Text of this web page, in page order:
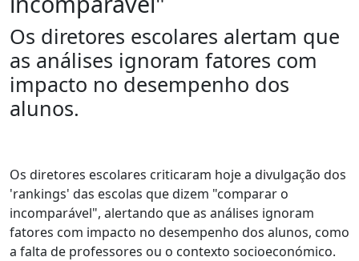
Os diretores escolares alertam que
as análises ignoram fatores com
impacto no desempenho dos
alunos.
Os diretores escolares criticaram hoje a divulgação dos
'rankings' das escolas que dizem "comparar o
incomparável", alertando que as análises ignoram
fatores com impacto no desempenho dos alunos, como
a falta de professores ou o contexto socioeconómico.